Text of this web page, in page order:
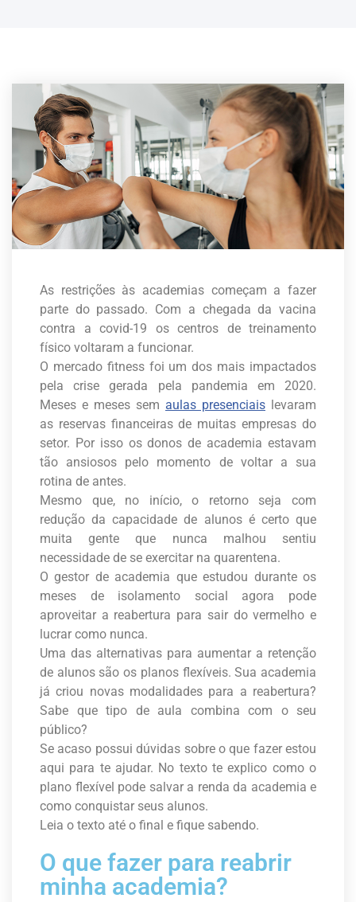
As restrições às academias começam a fazer
parte do passado. Com a chegada da vacina
contra a covid-19 os centros de treinamento
físico voltaram a funcionar.
O mercado fitness foi um dos mais impactados
pela crise gerada pela pandemia em 2020.
Meses e meses sem aulas presenciais levaram
as reservas financeiras de muitas empresas do
setor. Por isso os donos de academia estavam
tão ansiosos pelo momento de voltar a sua
rotina de antes.
Mesmo que, no início, o retorno seja com
redução da capacidade de alunos é certo que
muita gente que nunca malhou sentiu
necessidade de se exercitar na quarentena.
O gestor de academia que estudou durante os
meses de isolamento social agora pode
aproveitar a reabertura para sair do vermelho e
lucrar como nunca.
Uma das alternativas para aumentar a retenção
de alunos são os planos flexíveis. Sua academia
já criou novas modalidades para a reabertura?
Sabe que tipo de aula combina com o seu
público?
Se acaso possui dúvidas sobre o que fazer estou
aqui para te ajudar. No texto te explico como o
plano flexível pode salvar a renda da academia e
como conquistar seus alunos.
Leia o texto até o final e fique sabendo.
O que fazer para reabrir
minha academia?